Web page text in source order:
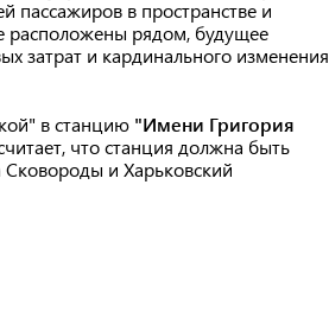
пассажиров в пространстве и
расположены рядом, будущее
затрат и кардинального изменения
в станцию "Имени Григория
что станция должна быть
Сковороды и Харьковский